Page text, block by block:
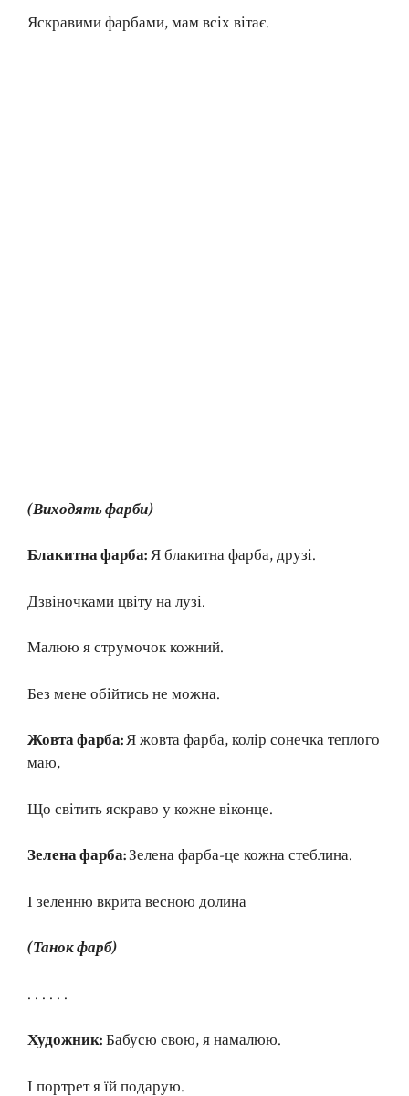
Яскравими фарбами, мам всіх вітає.
(Виходять фарби)
Блакитна фарба:Я блакитна фарба, друзі.
Дзвіночками цвіту на лузі.
Малюю я струмочок кожний.
Без мене обійтись не можна.
Жовта фарба:Я жовта фарба, колір сонечка теплого
маю,
Що світить яскраво у кожне віконце.
Зелена фарба:Зелена фарба-це кожна стеблина.
І зеленню вкрита весною долина
(Танок фарб)
. . . . . .
Художник:Бабусю свою, я намалюю.
І портрет я їй подарую.